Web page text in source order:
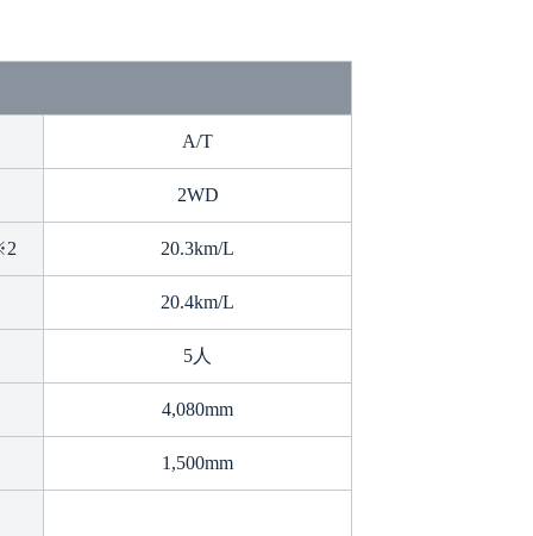
A/T
2WD
20.3km/L
20.4km/L
5人
4,080mm
1,500mm